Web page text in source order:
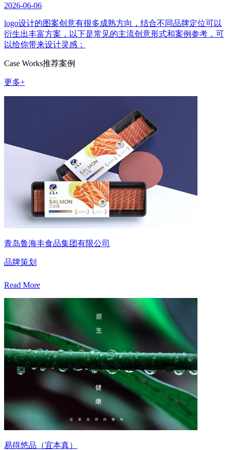
2026-06-06
logo设计的图案创意有很多成熟方向，结合不同品牌定位可以
衍生出丰富方案，以下是常见的主流创意形式和案例参考，可
以给你带来设计灵感：
Case Works推荐案例
更多+
青岛鲁海丰食品集团有限公司
品牌策划
Read More
易得悠品（宜本真）